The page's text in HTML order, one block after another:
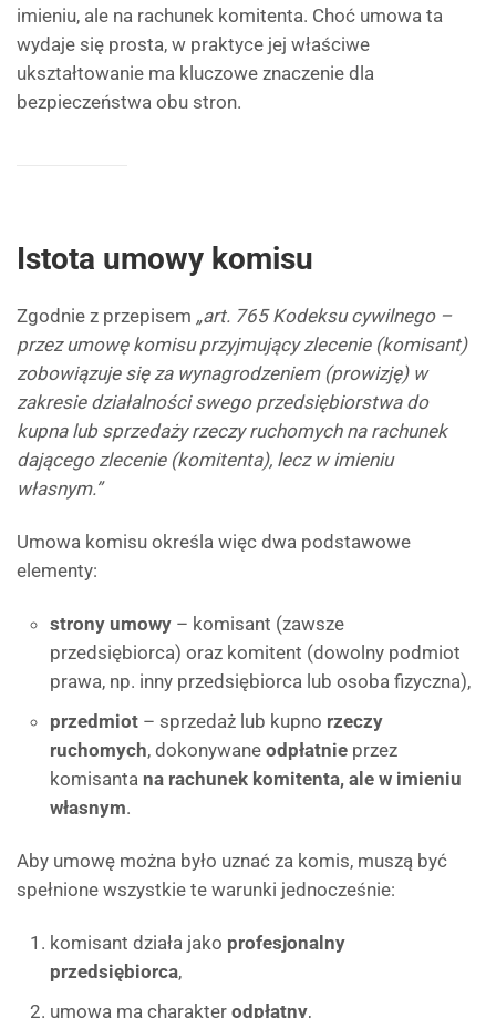
imieniu, ale na rachunek komitenta. Choć umowa ta
wydaje się prosta, w praktyce jej właściwe
ukształtowanie ma kluczowe znaczenie dla
bezpieczeństwa obu stron.
Istota umowy komisu
Zgodnie z przepisem „art. 765 Kodeksu cywilnego –
przez umowę komisu przyjmujący zlecenie (komisant)
zobowiązuje się za wynagrodzeniem (prowizję) w
zakresie działalności swego przedsiębiorstwa do
kupna lub sprzedaży rzeczy ruchomych na rachunek
dającego zlecenie (komitenta), lecz w imieniu
własnym.”
Umowa komisu określa więc dwa podstawowe
elementy:
strony umowy – komisant (zawsze
przedsiębiorca) oraz komitent (dowolny podmiot
prawa, np. inny przedsiębiorca lub osoba fizyczna),
przedmiot – sprzedaż lub kupno rzeczy
ruchomych, dokonywane odpłatnie przez
komisanta na rachunek komitenta, ale w imieniu
własnym.
Aby umowę można było uznać za komis, muszą być
spełnione wszystkie te warunki jednocześnie:
komisant działa jako profesjonalny
przedsiębiorca,
umowa ma charakter odpłatny,